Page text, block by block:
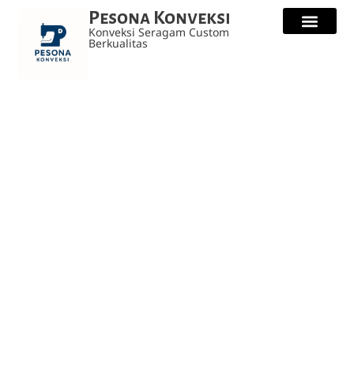
Pesona Konveksi
Konveksi Seragam Custom
Berkualitas